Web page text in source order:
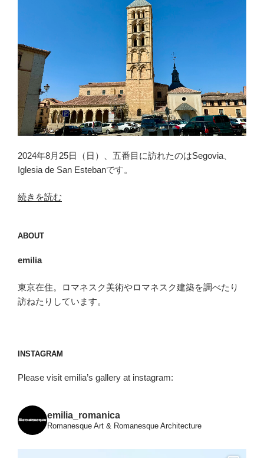
2024年8月25日（日）、五番目に訪れたのはSegovia、
Iglesia de San Estebanです。
“セ
ア
7
＞”
続きを読む
ABOUT
emilia
東京在住。ロマネスク美術やロマネスク建築を調べたり
訪ねたりしています。
INSTAGRAM
Please visit emilia’s gallery at instagram:
emilia_romanica
Romanesque Art & Romanesque Architecture